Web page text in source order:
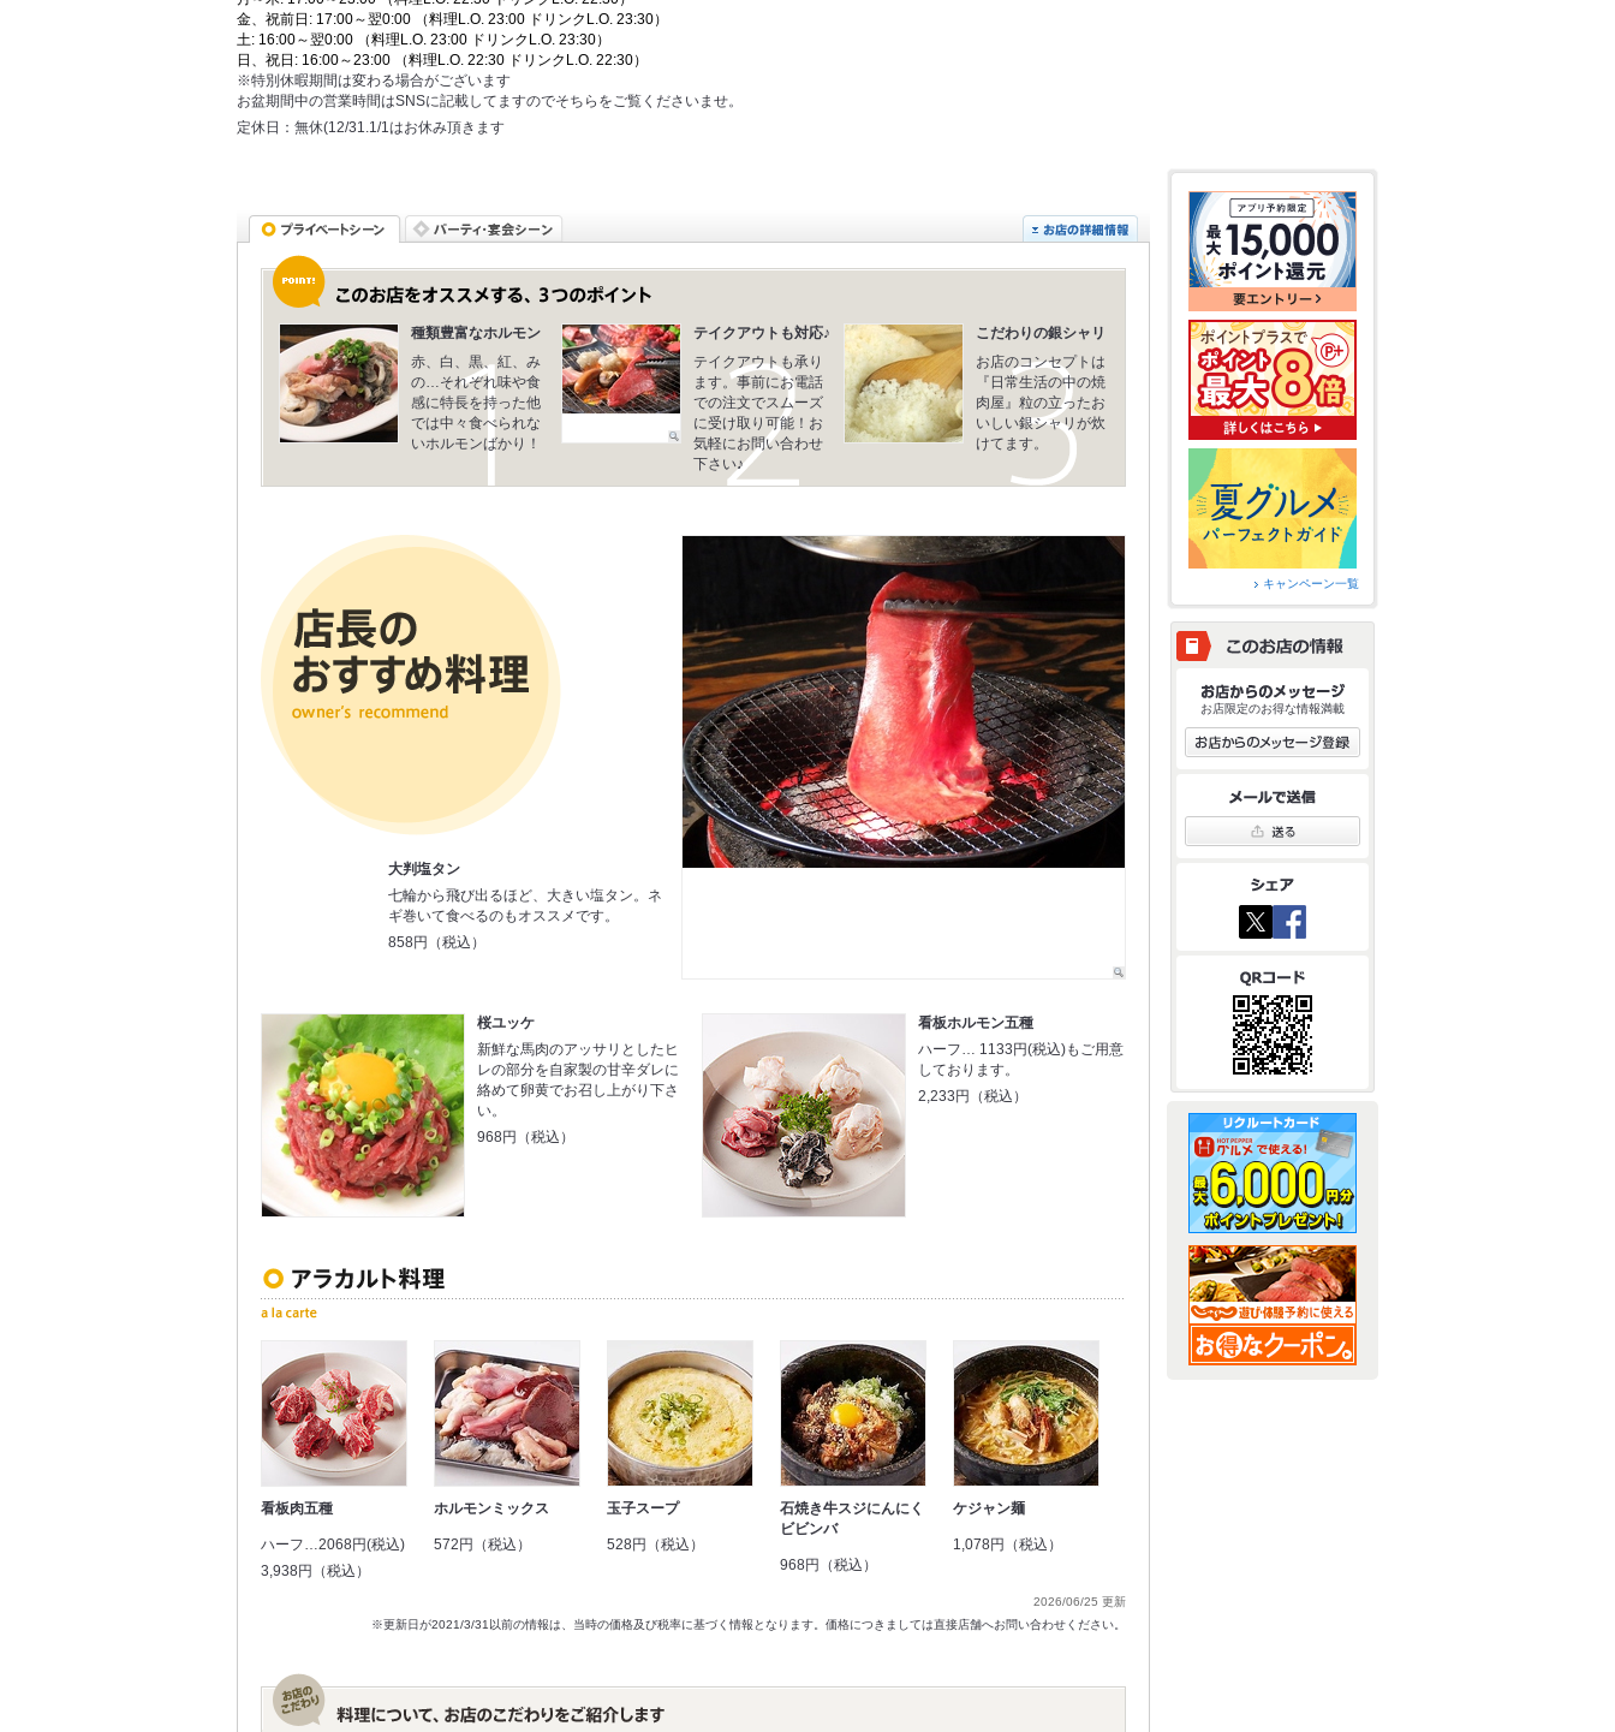
金、祝前日: 17:00～翌0:00 （料理L.O. 23:00 ドリンクL.O. 23:30）
土: 16:00～翌0:00 （料理L.O. 23:00 ドリンクL.O. 23:30）
日、祝日: 16:00～23:00 （料理L.O. 22:30 ドリンクL.O. 22:30）
※特別休暇期間は変わる場合がございます
お盆期間中の営業時間はSNSに記載してますのでそちらをご覧くださいませ。
定休日： 無休(12/31.1/1はお休み頂きます
種類豊富なホルモン
赤、白、黒、紅、み
の…それぞれ味や食
感に特長を持った他
では中々食べられな
いホルモンばかり！
テイクアウトも対応♪
テイクアウトも承り
ます。事前にお電話
での注文でスムーズ
に受け取り可能！お
気軽にお問い合わせ
下さい♪
こだわりの銀シャリ
お店のコンセプトは
『日常生活の中の焼
肉屋』粒の立ったお
いしい銀シャリが炊
けてます。
大判塩タン
七輪から飛び出るほど、大きい塩タン。ネ
ギ巻いて食べるのもオススメです。
858円（税込）
桜ユッケ
新鮮な馬肉のアッサリとしたヒ
レの部分を自家製の甘辛ダレに
絡めて卵黄でお召し上がり下さ
い。
968円（税込）
看板ホルモン五種
ハーフ… 1133円(税込)もご用意
しております。
2,233円（税込）
看板肉五種
ハーフ…2068円(税込)
3,938円（税込）
ホルモンミックス
572円（税込）
玉子スープ
528円（税込）
石焼き牛スジにんにく
ビビンバ
968円（税込）
ケジャン麺
1,078円（税込）
2026/06/25 更新
※更新日が2021/3/31以前の情報は、当時の価格及び税率に基づく情報となります。価格につきましては直接店舗へお問い合わせください。
キャンペーン一覧
お店限定のお得な情報満載